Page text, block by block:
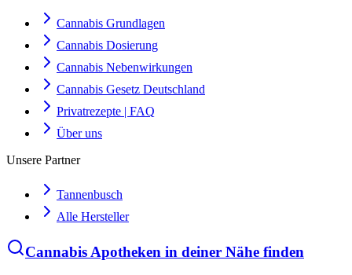
Cannabis Grundlagen
Cannabis Dosierung
Cannabis Nebenwirkungen
Cannabis Gesetz Deutschland
Privatrezepte | FAQ
Über uns
Unsere Partner
Tannenbusch
Alle Hersteller
Cannabis Apotheken in deiner Nähe finden